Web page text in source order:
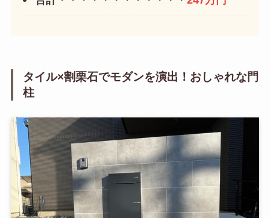
タイル×割栗石でモダンを演出！おしゃれな門
柱